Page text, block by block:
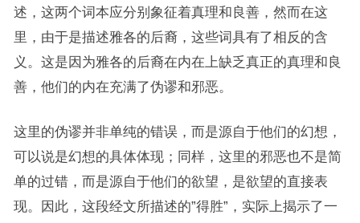
述，这两个词本应分别象征着真理和良善，然而在这
里，由于是描述雅各的后裔，这些词具有了相反的含
义。这是因为雅各的后裔在内在上缺乏真正的真理和良
善，他们的内在充满了伪谬和邪恶。
这里的伪谬并非单纯的错误，而是源自于他们的幻想，
可以说是幻想的具体体现；同样，这里的邪恶也不是简
单的过错，而是源自于他们的欲望，是欲望的直接表
现。因此，这段经文所描述的”得胜”，实际上揭示了一